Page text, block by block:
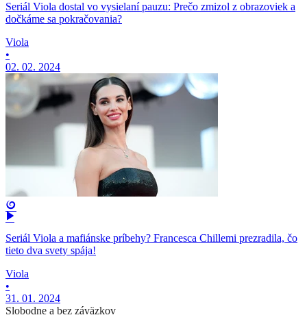
Seriál Viola dostal vo vysielaní pauzu: Prečo zmizol z obrazoviek a
dočkáme sa pokračovania?
Viola
•
02. 02. 2024
Seriál Viola a mafiánske príbehy? Francesca Chillemi prezradila, čo
tieto dva svety spája!
Viola
•
31. 01. 2024
Slobodne a bez záväzkov